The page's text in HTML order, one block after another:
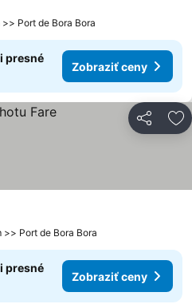
>> Port de Bora Bora
presné
Zobraziť ceny
Zdieľať
>> Port de Bora Bora
presné
Zobraziť ceny